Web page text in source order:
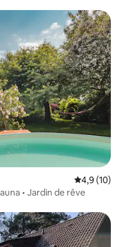
Évaluation
4,9 (10)
• Jardin de rêve